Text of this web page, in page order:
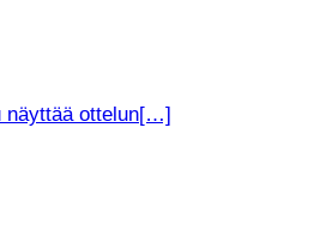
näyttää ottelun[…]